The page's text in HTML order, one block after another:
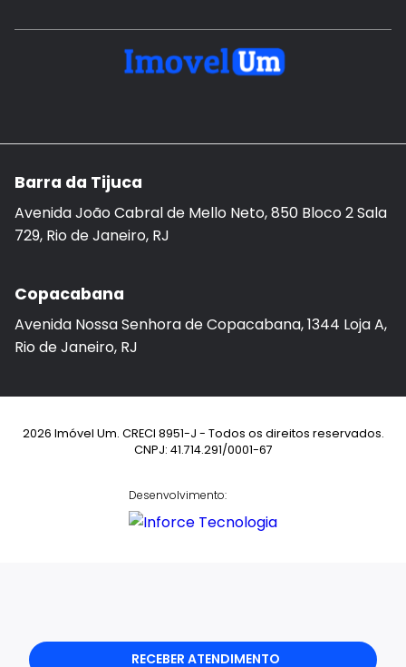
RECEBER ATENDIMENTO
Barra da Tijuca
Avenida João Cabral de Mello Neto, 850 Bloco 2 Sala
729, Rio de Janeiro, RJ
Copacabana
Avenida Nossa Senhora de Copacabana, 1344 Loja A,
Rio de Janeiro, RJ
2026 Imóvel Um. CRECI 8951-J - Todos os direitos reservados.
CNPJ: 41.714.291/0001-67
Desenvolvimento: